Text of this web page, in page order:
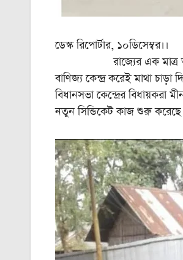
ডেস্ক রিপোর্টার, ১০ডিসেম্বর।।
রাজ্যের এক মাত্র
বাণিজ্য কেন্দ্র করেই মাথা চাড়া
বিধানসভা কেন্দ্রের বিধায়করা
নতুন সিন্ডিকেট কাজ শুরু